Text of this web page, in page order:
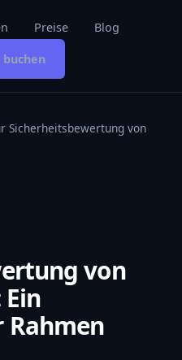
Preise Blog
Sicherheitsbewertung von
von